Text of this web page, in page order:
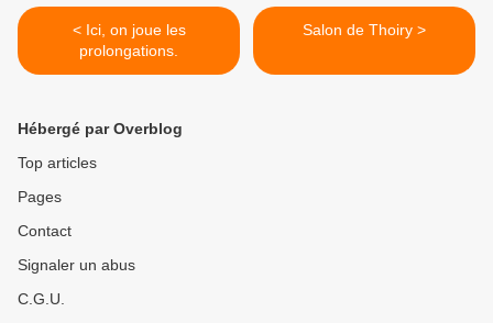
< Ici, on joue les
prolongations.
Salon de Thoiry >
Hébergé par Overblog
Top articles
Pages
Contact
Signaler un abus
C.G.U.